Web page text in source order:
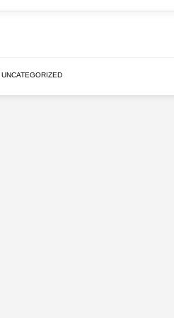
UNCATEGORIZED